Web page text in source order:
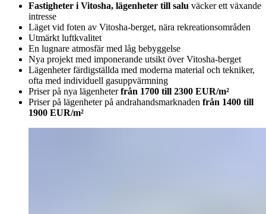
Fastigheter i Vitosha, lägenheter till salu väcker ett växande
intresse
Läget vid foten av Vitosha-berget, nära rekreationsområden
Utmärkt luftkvalitet
En lugnare atmosfär med låg bebyggelse
Nya projekt med imponerande utsikt över Vitosha-berget
Lägenheter färdigställda med moderna material och tekniker,
ofta med individuell gasuppvärmning
Priser på nya lägenheterfrån 1700 till 2300 EUR/m²
Priser på lägenheter på andrahandsmarknaden från 1400 till
1900 EUR/m²